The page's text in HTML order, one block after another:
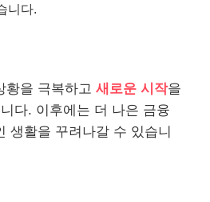
니다.
황을 극복하고 새로운 시작을
다. 이후에는 더 나은 금융
생활을 꾸려나갈 수 있습니